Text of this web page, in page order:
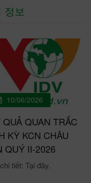
정보
10/06/2026
QUẢ QUAN TRẮC
KỲ KCN CHÂU
QUÝ II-2026
tiết: Tại đây.